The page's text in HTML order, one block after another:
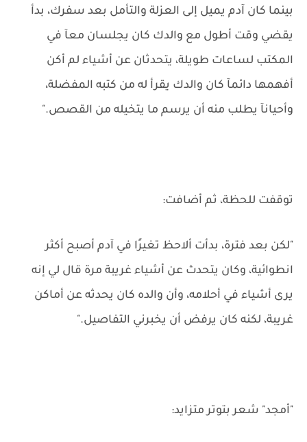
بينما كان آدم يميل إلى العزلة والتأمل بعد سفرك، بدأ
يقضي وقت أطول مع والدك كان يجلسان معآ في
المكتب لساعات طويلة، يتحدثان عن أشياء لم أكن
أفهمها دائمآ كان والدك يقرأ له من كتبه المفضلة،
وأحيانآ يطلب منه أن يرسم ما يتخيله من القصص."
توقفت للحظة، ثم أضافت:
"لكن بعد فترة، بدأت ألاحظ تغيرًا في آدم أصبح أكثر
انطوائية، وكان يتحدث عن أشياء غريبة مرة قال لي إنه
يرى أشياء في أحلامه، وأن والده كان يحدثه عن أماكن
غريبة، لكنه كان يرفض أن يخبرني التفاصيل."
"أمجد" شعر بتوتر متزايد: